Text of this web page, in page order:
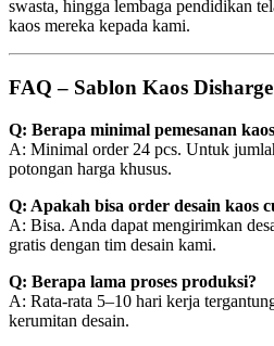
swasta, hingga lembaga pendidikan
kaos mereka kepada kami.
FAQ – Sablon Kaos
Q: Berapa minimal pemesanan
A: Minimal order 24 pcs. Untuk
potongan harga khusus.
Q: Apakah bisa order desain kaos
A: Bisa. Anda dapat mengirimkan
gratis dengan tim desain kami.
Q: Berapa lama proses produksi?
A: Rata-rata 5–10 hari kerja
kerumitan desain.